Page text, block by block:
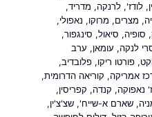
,לודז',לרנקה, מדריד,
, מצרים, מרוקו, נאפולי,
, סופיה, סיאול, סינגפור,
לנקה, עומאן, ערב
,פורטו ריקו,פלובדיב,
אמריקה, קוריאה הדרומית,
נאפוקה, קנדה, קפריסין,
,שארם א-שייח',שצ'צ'ין,